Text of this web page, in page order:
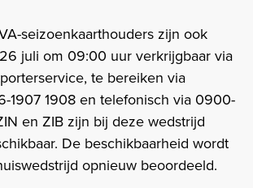
seizoenkaarthouders zijn ook
juli om 09:00 uur verkrijgbaar via
te bereiken via
1907 1908 en telefonisch via 0900-
en ZIB zijn bij deze wedstrijd
De beschikbaarheid wordt
opnieuw beoordeeld.